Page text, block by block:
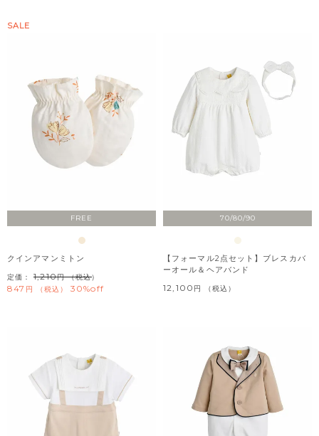
FREE
SALE
クインアマンミトン
定価： 1,210 （税込）
847 税込 30%off
70/80/90
【フォーマル2点セット】ブレスカバ
ーオール＆ヘアバンド
12,100 税込